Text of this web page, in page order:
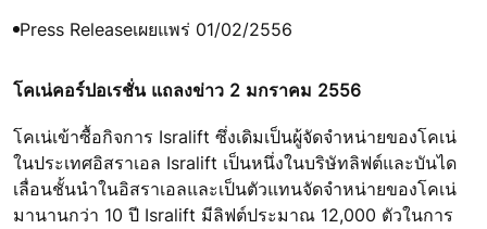
Press Releaseเผยแพร่ 01/02/2556
โคเน่คอร์ปอเรชั่น แถลงข่าว 2 มกราคม 2556
โคเน่เข้าซื้อกิจการ Isralift ซึ่งเดิมเป็นผู้จัดจำหน่ายของโคเน่
ในประเทศอิสราเอล Isralift เป็นหนึ่งในบริษัทลิฟต์และบันได
เลื่อนชั้นนำในอิสราเอลและเป็นตัวแทนจัดจำหน่ายของโคเน่
มานานกว่า 10 ปี Isralift มีลิฟต์ประมาณ 12,000 ตัวในการ